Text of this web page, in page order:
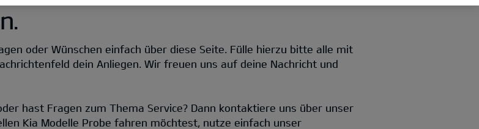
oder Wünschen einfach über diese Seite. Fülle hierzu bitte alle mit
dein Anliegen. Wir freuen uns auf deine Nachricht und
hast Fragen zum Thema Service? Dann kontaktiere uns über unser
Kia Modelle Probe fahren möchtest, nutze einfach unser